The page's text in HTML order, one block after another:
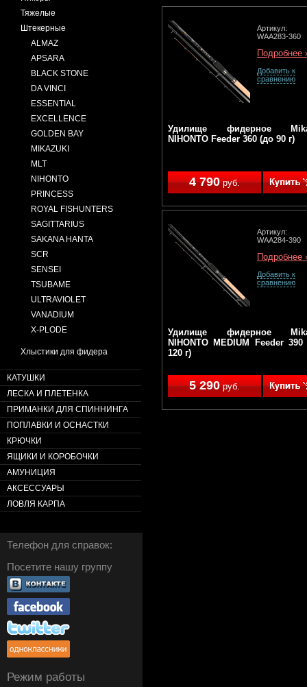
Артикул:
WAA283-360
Подробнее
Добавить к
сравнению
Удилище фидерное
NIHONTO Feeder 360 (до 90 г)
4 790руб.
Артикул:
WAA284-390
Подробнее
Добавить к
сравнению
Удилище фидерное
NIHONTO MEDIUM Feeder 390
120 г)
5 290руб.
Тяжелые
Штекерные
ALMAZ
APSARA
BLACK STONE
DA VINCI
ESSENTIAL
EXCELLENCE
GOLDEN BAY
MIKAZUKI
MLT
NIHONTO
PRINCESS
ROYAL FISHUNTERS
SAGITTARIUS
SAKANA HANTA
SCR
SENSEI
TSUBAME
ULTRAVIOLET
VANADIUM
X-PLODE
Хлыстики для фидера
КАТУШКИ
ЛЕСКА И ПЛЕТЕНКА
ПРИМАНКИ ДЛЯ СПИННИНГА
ПОПЛАВКИ И ОСНАСТКИ
КРЮЧКИ
ЯЩИКИ И КОРОБОЧКИ
АМУНИЦИЯ
АКСЕССУАРЫ
ЛОВЛЯ КАРПА
Телефон для справок:
Посетите нашу группу
Режим работы